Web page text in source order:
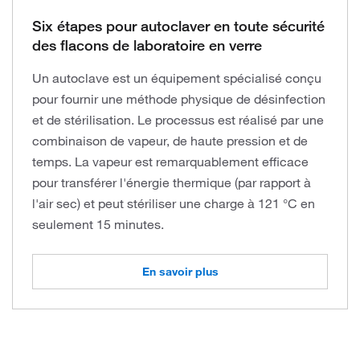
Six étapes pour autoclaver en toute sécurité
des flacons de laboratoire en verre
Un autoclave est un équipement spécialisé conçu
pour fournir une méthode physique de désinfection
et de stérilisation. Le processus est réalisé par une
combinaison de vapeur, de haute pression et de
temps. La vapeur est remarquablement efficace
pour transférer l'énergie thermique (par rapport à
l'air sec) et peut stériliser une charge à 121 °C en
seulement 15 minutes.
En savoir plus